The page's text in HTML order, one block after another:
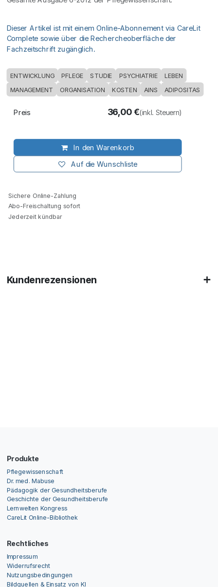
Dieser Artikel ist mit einem Online-Abonnement via CareLit
Complete sowie über die Rechercheoberfläche der
Fachzeitschrift zugänglich.
ENTWICKLUNG PFLEGE STUDIE PSYCHIATRIE LEBEN
MANAGEMENT ORGANISATION KOSTEN AINS ADIPOSITAS
In den Warenkorb
Auf die Wunschliste
Preis 36,00€(inkl. Steuern)
Sichere Online-Zahlung
Abo-Freischaltung sofort
Jederzeit kündbar
Kundenrezensionen
Produkte
Pflegewissenschaft
Dr. med. Mabuse
Pädagogik der Gesundheitsberufe
Geschichte der Gesundheitsberufe
Lernwelten Kongress
CareLit Online-Bibliothek
Rechtliches
Impressum
Widerrufsrecht
Nutzungsbedingungen
Bildquellen & Einsatz von KI